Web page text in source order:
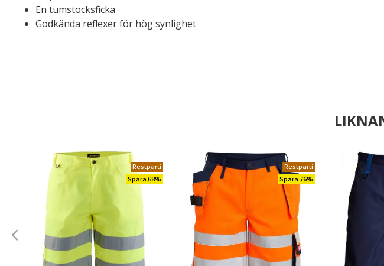
En tumstocksficka
Godkända reflexer för hög synlighet
Restparti
Spara 68%
Restparti
Spara 76%